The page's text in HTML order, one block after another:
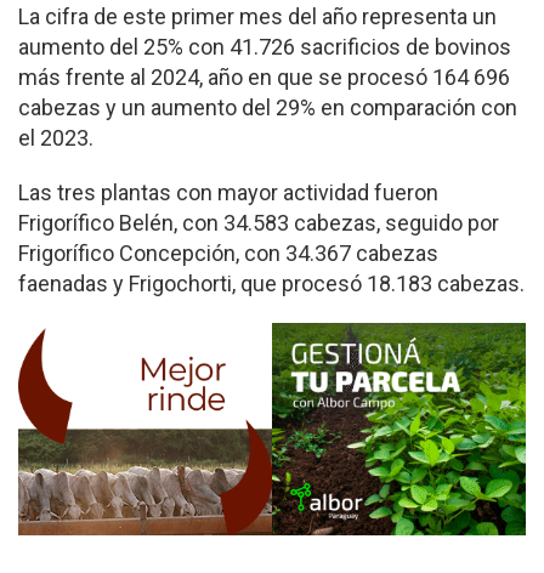
La cifra de este primer mes del año representa un
aumento del 25% con 41.726 sacrificios de bovinos
más frente al 2024, año en que se procesó 164 696
cabezas y un aumento del 29% en comparación con
el 2023.
Las tres plantas con mayor actividad fueron
Frigorífico Belén, con 34.583 cabezas, seguido por
Frigorífico Concepción, con 34.367 cabezas
faenadas y Frigochorti, que procesó 18.183 cabezas.